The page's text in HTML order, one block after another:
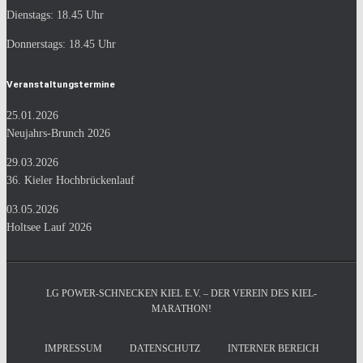
Dienstags: 18.45 Uhr
Donnerstags: 18.45 Uhr
Veranstaltungstermine
25.01.2026
Neujahrs-Brunch 2026
29.03.2026
36. Kieler Hochbrückenlauf
03.05.2026
Holtsee Lauf 2026
LG POWER-SCHNECKEN KIEL E.V. – DER VEREIN DES KIEL-
MARATHON!
IMPRESSUM DATENSCHUTZ INTERNER BEREICH